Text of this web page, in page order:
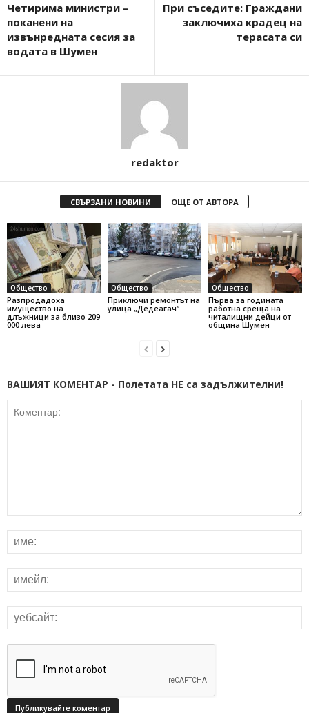
Четирима министри –
поканени на
извънредната сесия за
водата в Шумен
При съседите: Граждани
заключиха крадец на
терасата си
redaktor
СВЪРЗАНИ НОВИНИ ОЩЕ ОТ АВТОРА
Общество
Разпродадоха
имущество на
длъжници за близо 209
000 лева
Общество
Приключи ремонтът на
улица „Дедеагач“
Общество
Първа за годината
работна среща на
читалищни дейци от
община Шумен
ВАШИЯТ КОМЕНТАР - Полетата НЕ са задължителни!